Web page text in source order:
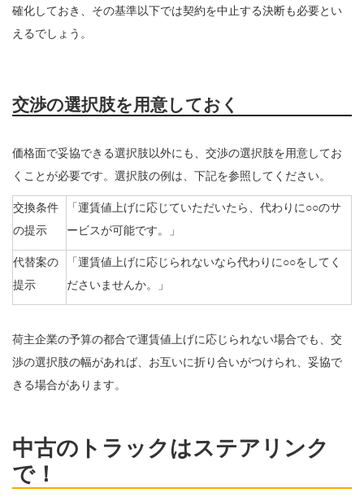
確化しておき、その基準以下では契約を中止する決断も必要とい
えるでしょう。
交渉の選択肢を用意しておく
価格面で妥協できる選択肢以外にも、交渉の選択肢を用意してお
くことが必要です。選択肢の例は、下記を参照してください。
交換条件
の提示
「運賃値上げに応じていただいたら、代わりに○○のサ
ービスが可能です。」
代替案の
提示
「運賃値上げに応じられないなら代わりに○○をしてく
ださいませんか。」
荷主企業の予算の都合で運賃値上げに応じられない場合でも、交
渉の選択肢の幅があれば、お互いに折り合いがつけられ、妥協で
きる場合があります。
中古のトラックはステアリンク
で！